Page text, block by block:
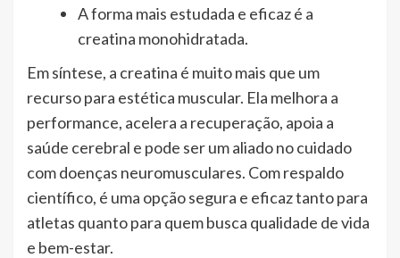
A forma mais estudada e eficaz é a
creatina monohidratada.
Em síntese, a creatina é muito mais que um
recurso para estética muscular. Ela melhora a
performance, acelera a recuperação, apoia a
saúde cerebral e pode ser um aliado no cuidado
com doenças neuromusculares. Com respaldo
científico, é uma opção segura e eficaz tanto para
atletas quanto para quem busca qualidade de vida
e bem-estar.